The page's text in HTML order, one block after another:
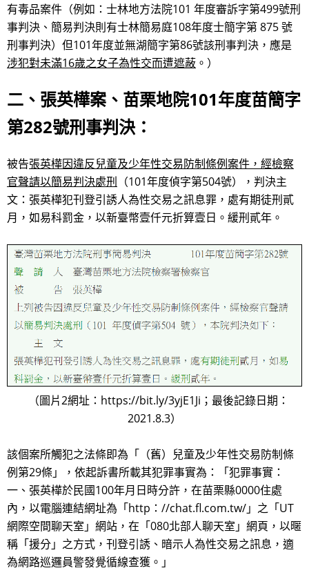
有毒品案件（例如：士林地方法院101 年度審訴字第499號刑
事判決、簡易判決則有士林簡易庭108年度士簡字第 875 號
刑事判決）但101年度並無湖簡字第86號該刑事判決，應是
涉犯對未滿16歲之女子為性交而遭遮蔽 。）
二、張英樺案、苗栗地院101年度苗簡字
第282號刑事判決：
被告張英樺因違反兒童及少年性交易防制條例案件，經檢察
官聲請以簡易判決處刑 （101年度偵字第504號），判決主
文：張英樺犯刊登引誘人為性交易之訊息罪，處有期徒刑貳
月，如易科罰金，以新臺幣壹仟元折算壹日。緩刑貳年。
（圖片2網址：https://bit.ly/3yjE1Ji；最後記錄日期：
2021.8.3）
該個案所觸犯之法條即為「（舊）兒童及少年性交易防制條
例第29條」，依起訴書所載其犯罪事實為：「犯罪事實：
一、張英樺於民國100年月日時分許，在苗栗縣0000住處
內，以電腦連結網址為「http：//chat.fl.com.tw/」之「UT
網際空間聊天室」網站，在「080北部人聊天室」網頁，以暱
稱「援分」之方式，刊登引誘、暗示人為性交易之訊息，適
為網路巡邏員警發覺循線查獲。」